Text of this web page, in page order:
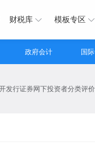
财税库 模板专区
政府会计 国